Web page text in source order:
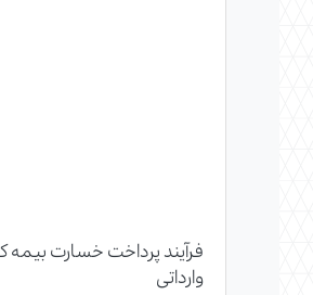
فرآیند پرداخت خسارت بیمه
وارداتی